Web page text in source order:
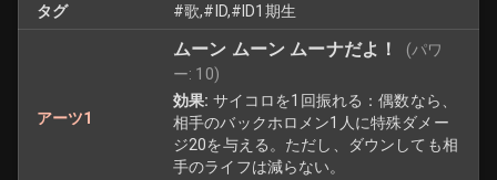
タグ #歌,#ID,#ID1期生
アーツ1
ムーン ムーン ムーナだよ！
(パワ
ー: 10)
効果: サイコロを1回振れる：偶数なら、
相手のバックホロメン1人に特殊ダメー
ジ20を与える。ただし、ダウンしても相
手のライフは減らない。